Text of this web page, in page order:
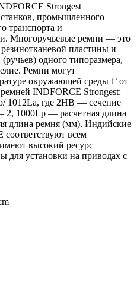
Strongest
промышленного
транспорта и
Многоручьевые ремни — это
пластины и
одного типоразмера,
Ремни могут
окружающей среды t° от
INDFORCE Strongest:
1012La, где 2HB — сечение
2, 1000Lp — расчетная длина
длина ремня (мм). Индийские
всем
высокий ресурс
для установки на приводах с